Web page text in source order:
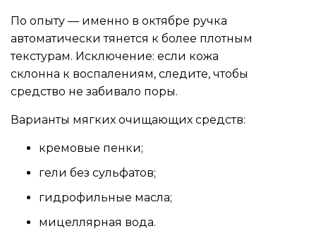
По опыту — именно в октябре ручка
автоматически тянется к более плотным
текстурам. Исключение: если кожа
склонна к воспалениям, следите, чтобы
средство не забивало поры.
Варианты мягких очищающих средств:
кремовые пенки;
гели без сульфатов;
гидрофильные масла;
мицеллярная вода.